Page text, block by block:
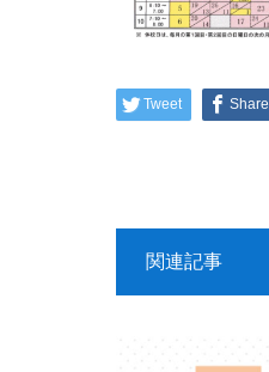
Tweet Share
関連記事